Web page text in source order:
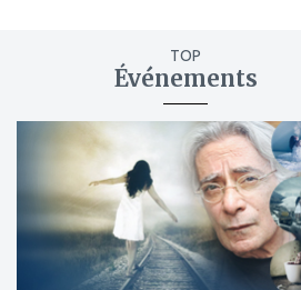
TOP
Événements